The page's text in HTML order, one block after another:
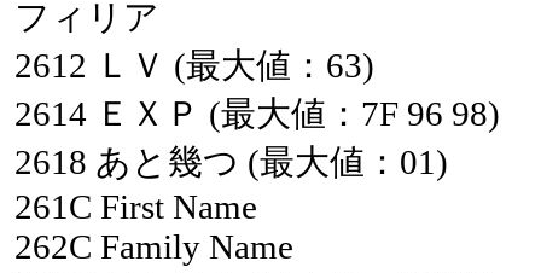
フィリア
2612 ＬＶ (最大値：63)
2614 ＥＸＰ (最大値：7F 96 98)
2618 あと幾つ (最大値：01)
261C First Name
262C Family Name